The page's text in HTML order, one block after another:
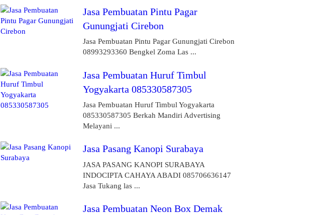
Jasa Pembuatan Pintu Pagar
Gunungjati Cirebon
Jasa Pembuatan Pintu Pagar Gunungjati Cirebon
08993293360 Bengkel Zoma Las ...
Jasa Pembuatan Huruf Timbul
Yogyakarta 085330587305
Jasa Pembuatan Huruf Timbul Yogyakarta
085330587305 Berkah Mandiri Advertising
Melayani ...
Jasa Pasang Kanopi Surabaya
JASA PASANG KANOPI SURABAYA
INDOCIPTA CAHAYA ABADI 085706636147
Jasa Tukang las ...
Jasa Pembuatan Neon Box Demak